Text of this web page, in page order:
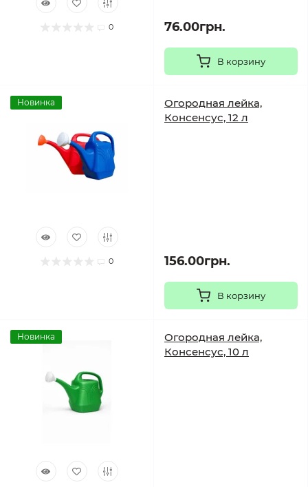
0 76.00грн.
В корзину
Новинка
0
Огородная лейка,
Консенсус, 12 л
156.00грн.
В корзину
Новинка
Огородная лейка,
Консенсус, 10 л